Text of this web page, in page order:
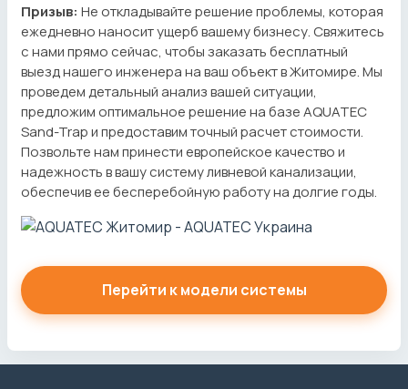
Призыв: Не откладывайте решение проблемы, которая
ежедневно наносит ущерб вашему бизнесу. Свяжитесь
с нами прямо сейчас, чтобы заказать бесплатный
выезд нашего инженера на ваш объект в Житомире. Мы
проведем детальный анализ вашей ситуации,
предложим оптимальное решение на базе AQUATEC
Sand-Trap и предоставим точный расчет стоимости.
Позвольте нам принести европейское качество и
надежность в вашу систему ливневой канализации,
обеспечив ее бесперебойную работу на долгие годы.
Перейти к модели системы